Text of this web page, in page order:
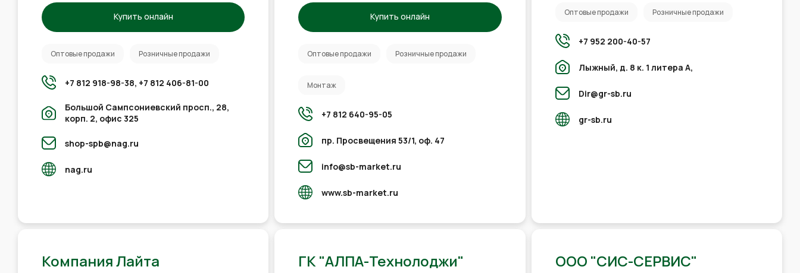
Купить онлайн
Оптовые продажи Розничные продажи
+7 812 918-98-38, +7 812 406-81-00
Большой Сампсониевский просп., 28,
корп. 2, офис 325
shop-spb@nag.ru
nag.ru
Купить онлайн
Оптовые продажи Розничные продажи
Монтаж
+7 812 640-95-05
пр. Просвещения 53/1, оф. 47
info@sb-market.ru
www.sb-market.ru
Оптовые продажи Розничные продажи
+7 952 200-40-57
Лыжный, д. 8 к. 1 литера А,
Dir@gr-sb.ru
gr-sb.ru
Компания Лайта ГК "АЛПА-Технолоджи" ООО "СИС-СЕРВИС"